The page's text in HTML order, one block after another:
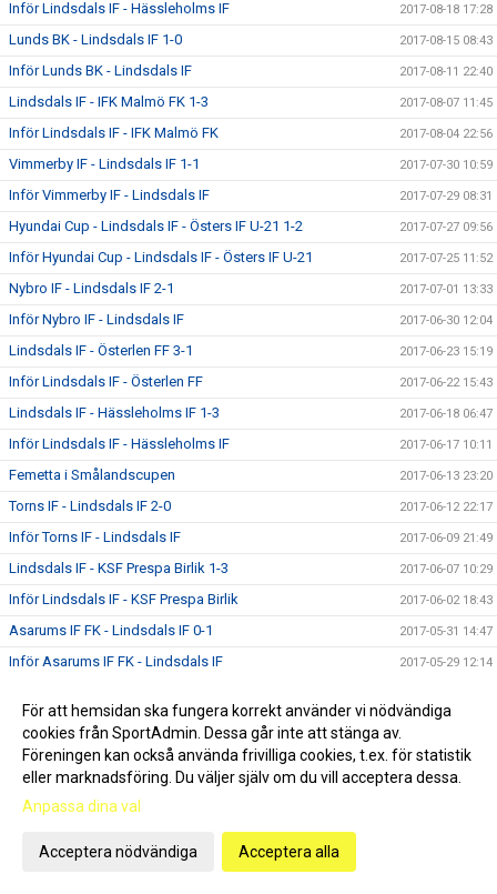
Inför Lindsdals IF - Hässleholms IF 2017-08-18 17:28
Lunds BK - Lindsdals IF 1-0 2017-08-15 08:43
Inför Lunds BK - Lindsdals IF 2017-08-11 22:40
Lindsdals IF - IFK Malmö FK 1-3 2017-08-07 11:45
Inför Lindsdals IF - IFK Malmö FK 2017-08-04 22:56
Vimmerby IF - Lindsdals IF 1-1 2017-07-30 10:59
Inför Vimmerby IF - Lindsdals IF 2017-07-29 08:31
Hyundai Cup - Lindsdals IF - Östers IF U-21 1-2 2017-07-27 09:56
Inför Hyundai Cup - Lindsdals IF - Östers IF U-21 2017-07-25 11:52
Nybro IF - Lindsdals IF 2-1 2017-07-01 13:33
Inför Nybro IF - Lindsdals IF 2017-06-30 12:04
Lindsdals IF - Österlen FF 3-1 2017-06-23 15:19
Inför Lindsdals IF - Österlen FF 2017-06-22 15:43
Lindsdals IF - Hässleholms IF 1-3 2017-06-18 06:47
Inför Lindsdals IF - Hässleholms IF 2017-06-17 10:11
Femetta i Smålandscupen 2017-06-13 23:20
Torns IF - Lindsdals IF 2-0 2017-06-12 22:17
Inför Torns IF - Lindsdals IF 2017-06-09 21:49
Lindsdals IF - KSF Prespa Birlik 1-3 2017-06-07 10:29
Inför Lindsdals IF - KSF Prespa Birlik 2017-06-02 18:43
Asarums IF FK - Lindsdals IF 0-1 2017-05-31 14:47
Inför Asarums IF FK - Lindsdals IF 2017-05-29 12:14
Inför Lindsdals IF - Räppe GoIF 2017-05-24 12:26
IFK Berga - Lindsdals IF 2-0 2017-05-23 09:25
Inför IFK Berga - Lindsdals IF 2017-05-19 16:09
Lindsdals IF - Kvarnby IK 5-1
Inför Lindsdals IF - Kvarnby IK
För att hemsidan ska fungera korrekt använder vi nödvändiga
cookies från SportAdmin. Dessa går inte att stänga av.
Föreningen kan också använda frivilliga cookies, t.ex. för statistik
eller marknadsföring. Du väljer själv om du vill acceptera dessa.
Anpassa dina val
Acceptera nödvändiga Acceptera alla